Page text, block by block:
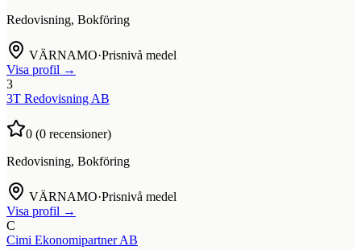
Redovisning, Bokföring
VÄRNAMO·Prisnivå medel
Visa profil →
3
3T Redovisning AB
0 (0 recensioner)
Redovisning, Bokföring
VÄRNAMO·Prisnivå medel
Visa profil →
C
Cimi Ekonomipartner AB